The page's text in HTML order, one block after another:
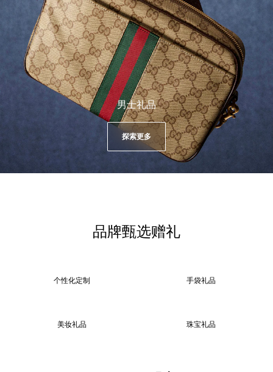
男士礼品
探索更多
品牌甄选赠礼
个性化定制 手袋礼品
美妆礼品 珠宝礼品